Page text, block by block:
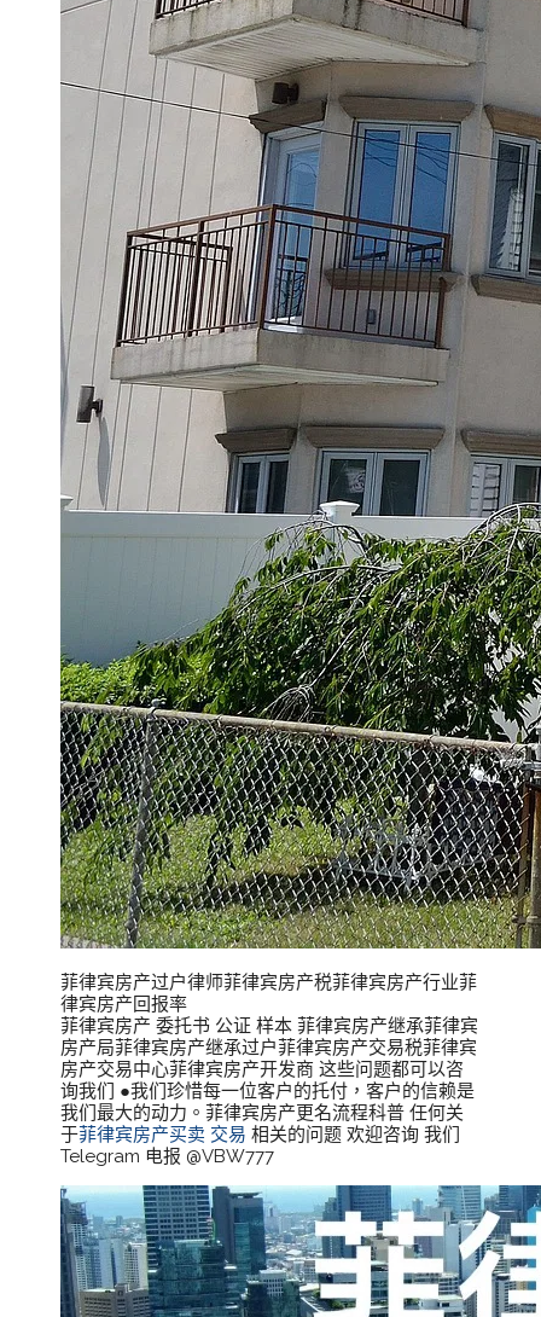
菲律宾房产过户律师菲律宾房产税菲律宾房产行业菲
律宾房产回报率
菲律宾房产 委托书 公证 样本 菲律宾房产继承菲律宾
房产局菲律宾房产继承过户菲律宾房产交易税菲律宾
房产交易中心菲律宾房产开发商 这些问题都可以咨
询我们 ●我们珍惜每一位客户的托付，客户的信赖是
我们最大的动力。菲律宾房产更名流程科普 任何关
于菲律宾房产买卖 交易相关的问题 欢迎咨询 我们
Telegram 电报 @VBW777